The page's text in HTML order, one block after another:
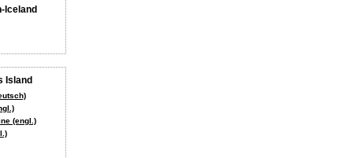
Iceland
Island
(engl.)